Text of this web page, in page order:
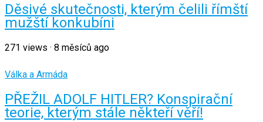
Děsivé skutečnosti, kterým čelili římští
mužští konkubíni
271 views · 8 měsíců ago
Válka a Armáda
PŘEŽIL ADOLF HITLER? Konspirační
teorie, kterým stále někteří věří!